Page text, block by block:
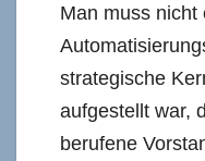
Man muss nicht
strategische
aufgestellt war,
berufene